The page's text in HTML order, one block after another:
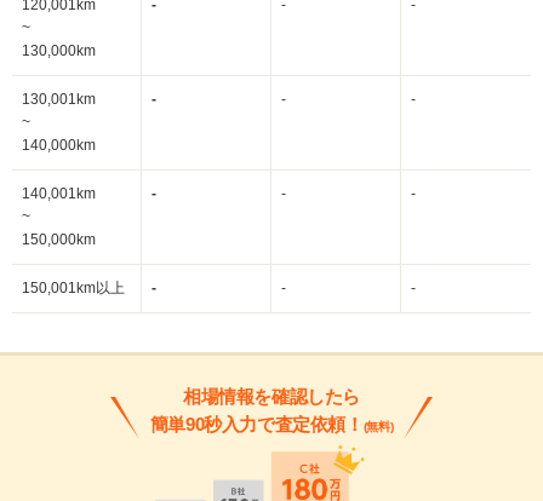
120,001km
~
130,000km
- - -
130,001km
~
140,000km
- - -
140,001km
~
150,000km
- - -
150,001km以上 - - -
相場情報を確認したら
簡単90秒入力で査定依頼！ (無料)